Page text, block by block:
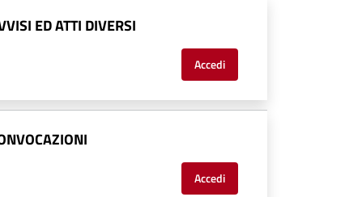
ED ATTI DIVERSI
Accedi
Accedi